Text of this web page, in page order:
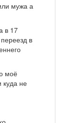
мужа а
в 17
в
моё
куда не